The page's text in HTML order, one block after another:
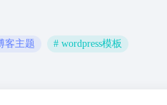
客主题 # wordpress模板